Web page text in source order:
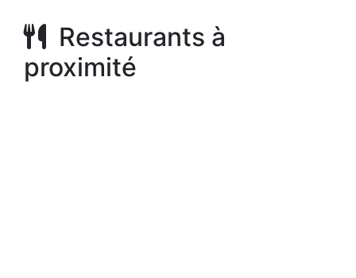
Restaurants à
proximité